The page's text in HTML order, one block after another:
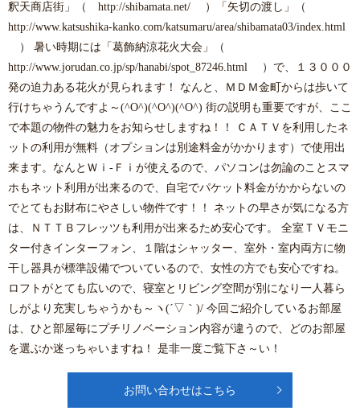
釈天商店街」（ http://shibamata.net/ ）「矢切の渡し」（
http://www.katsushika-kanko.com/katsumaru/area/shibamata03/index.html
） 暑い時期には「葛飾納涼花火大会」（
http://www.jorudan.co.jp/sp/hanabi/spot_87246.html ）で、１３０００
発の迫力ある花火が見られます！ なんと、ＭＤＭ金町からは歩いて
行けちゃうんですよ～(^O^)(^O^)(^O^) 街の説明も重要ですが、ここ
で本題の物件の魅力をお知らせしますね！！ ＣＡＴＶを利用したネ
ットの利用が無料（オプションは別途料金がかかります）で使用出
来ます。なんとＷｉ-Ｆｉが使えるので、パソコンは勿論のことスマ
ホもネット利用が出来るので、自宅でパケット料金がかからないの
でとてもお財布にやさしい物件です！！ ネットの早さが気になる方
は、ＮＴＴＢフレッツも利用が出来るため安心です。 全室ＴＶモニ
ター付きインターフォン、１階はシャッター、室外・室内両方に物
干し器具が標準設備でついているので、女性の方でも安心ですね。
ロフトがとても広いので、寝室とリビング空間が別になり一人暮ら
しがより充実しちゃうかも～ヽ(´▽｀)/ 今回ご紹介しているお部屋
は、ひと部屋毎にプチリノベーション内容が違うので、どのお部屋
を選ぶか迷っちゃいますね！ 是非一度ご覧下さ～い！
お問い合わせはこちら